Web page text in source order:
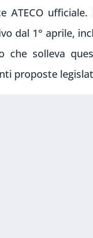
ufficiale.
dal 1° aprile,
che solleva
proposte